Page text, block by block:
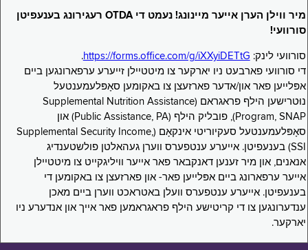
מיר ווילן הערן אייער מיינונג! נעמט די OTDA רעגירונג בענעפיטן
סורוועי!
סורוועי לינק: https://forms.office.com/g/iXXyiDETtG
.
די סורוועי פארבעט ניו יארקער צו מיטטיילן זייערע ערפארונגען ביים
אפּלייען פאר און/אדער פארזעצן צו באקומען סאָפּלעמענטעל
נוּטרישען הילף פראגראם (Supplemental Nutrition Assistance
Program, SNAP), פובליק הילף (Public Assistance, PA) און
סאָפּלעמענטעל סעקיוריטי אינקאָם (Supplemental Security Income,
SSI) בענעפיטן. אייערע ענטפערס ווערן געהאלטן פולשטענדיג
אנאנים, און מיר זענען דאנקבאר פאר אייער וויליגקייט צו מיטטיילן
אייער ערפארונג ביים אפּלייען פאר- און פארזעצן צו באקומען די
בענעפיטן. אייערע ענטפערס וועלן באטראכט ווערן ביים מאכן
ענדערונגען צו די קריטישע הילף פראגראמען פאר אייך און אנדערע ניו
יארקער.